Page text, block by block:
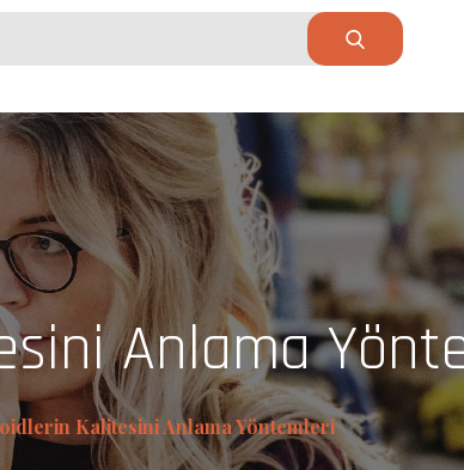
Anlama
Kalitesini Anlama Yöntemleri